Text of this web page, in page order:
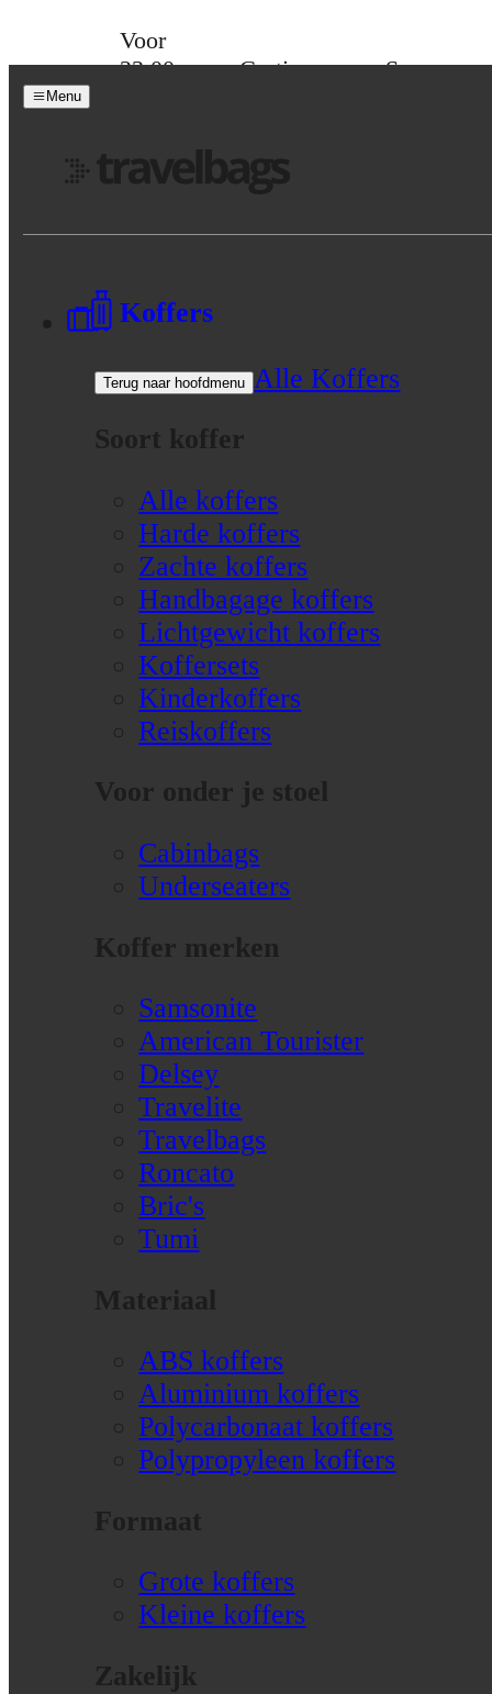
Voor
23:00
Gratis
Spaar
Menu
Koffers
Terug naar hoofdmenu
Alle Koffers
Soort koffer
Alle koffers
Harde koffers
Zachte koffers
Handbagage koffers
Lichtgewicht koffers
Koffersets
Kinderkoffers
Reiskoffers
Voor onder je stoel
Cabinbags
Underseaters
Koffer merken
Samsonite
American Tourister
Delsey
Travelite
Travelbags
Roncato
Bric's
Tumi
Materiaal
ABS koffers
Aluminium koffers
Polycarbonaat koffers
Polypropyleen koffers
Formaat
Grote koffers
Kleine koffers
Zakelijk